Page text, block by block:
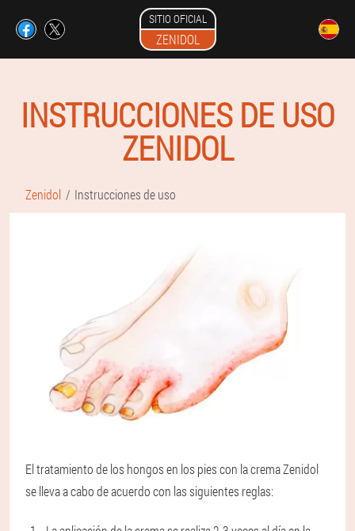
SITIO OFICIAL
ZENIDOL
INSTRUCCIONES DE USO
ZENIDOL
Zenidol Instrucciones de uso
El tratamiento de los hongos en los pies con la crema Zenidol
se lleva a cabo de acuerdo con las siguientes reglas: